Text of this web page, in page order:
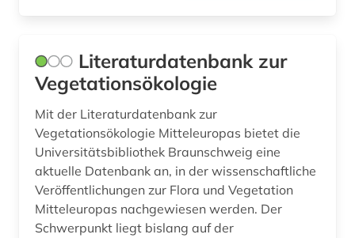
bbg (1)
bda-preis (1)
beamtenrecht (11)
beamtenversorgungsgesetz (1)
beamter (2)
beamtstg (1)
Literaturdatenbank zur
Vegetationsökologie
Mit der Literaturdatenbank zur
Vegetationsökologie Mitteleuropas bietet die
Universitätsbibliothek Braunschweig eine
aktuelle Datenbank an, in der wissenschaftliche
Veröffentlichungen zur Flora und Vegetation
Mitteleuropas nachgewiesen werden. Der
Schwerpunkt liegt bislang auf der